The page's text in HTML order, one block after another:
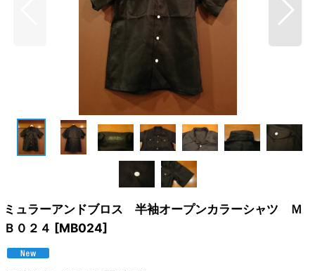
ミュラーアンドブロス 半袖オープンカラーシャツ Ｍ
Ｂ０２４ [MB024]